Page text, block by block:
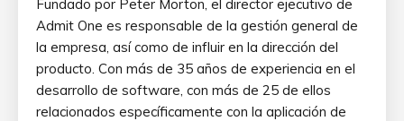
Fundado por Peter Morton, el director ejecutivo de
Admit One es responsable de la gestión general de
la empresa, así como de influir en la dirección del
producto. Con más de 35 años de experiencia en el
desarrollo de software, con más de 25 de ellos
relacionados específicamente con la aplicación de